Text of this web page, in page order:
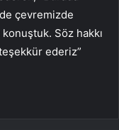
çevremizde
Söz hakkı
ederiz”